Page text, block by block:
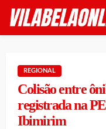
REGIONAL
Colisão entre
registrada na
Ibimirim